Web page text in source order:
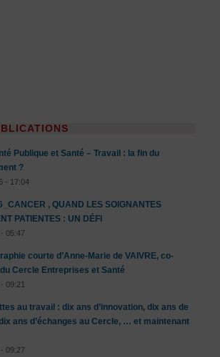
Publique et Santé – Travail : la fin du
?
- 17:04
, QUAND LES SOIGNANTES
PATIENTES : UN DÉFI
05:47
courte d’Anne-Marie de VAIVRE, co-
Cercle Entreprises et Santé
09:21
au travail : dix ans d’innovation, dix ans de
ans d’échanges au Cercle, … et maintenant
09:27